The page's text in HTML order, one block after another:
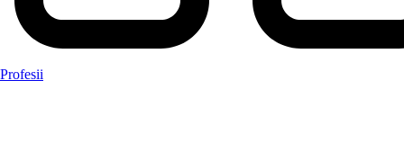
Profesii